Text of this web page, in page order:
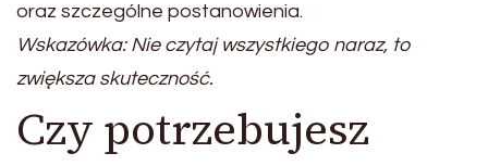
oraz szczególne postanowienia.
Wskazówka: Nie czytaj wszystkiego naraz, to
zwiększa skuteczność.
Czy potrzebujesz